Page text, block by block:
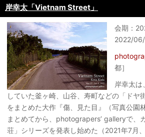
岸幸太「Vietnam Street」
会期：
2022/
都］
岸幸太
していた釜ヶ崎、山谷、寿町などの「ドヤ
をまとめた大作『傷、見た目』（写真公園
まとめてから、photograpers’ galleryで、
荘」シリーズを発表し始めた（2021年7月